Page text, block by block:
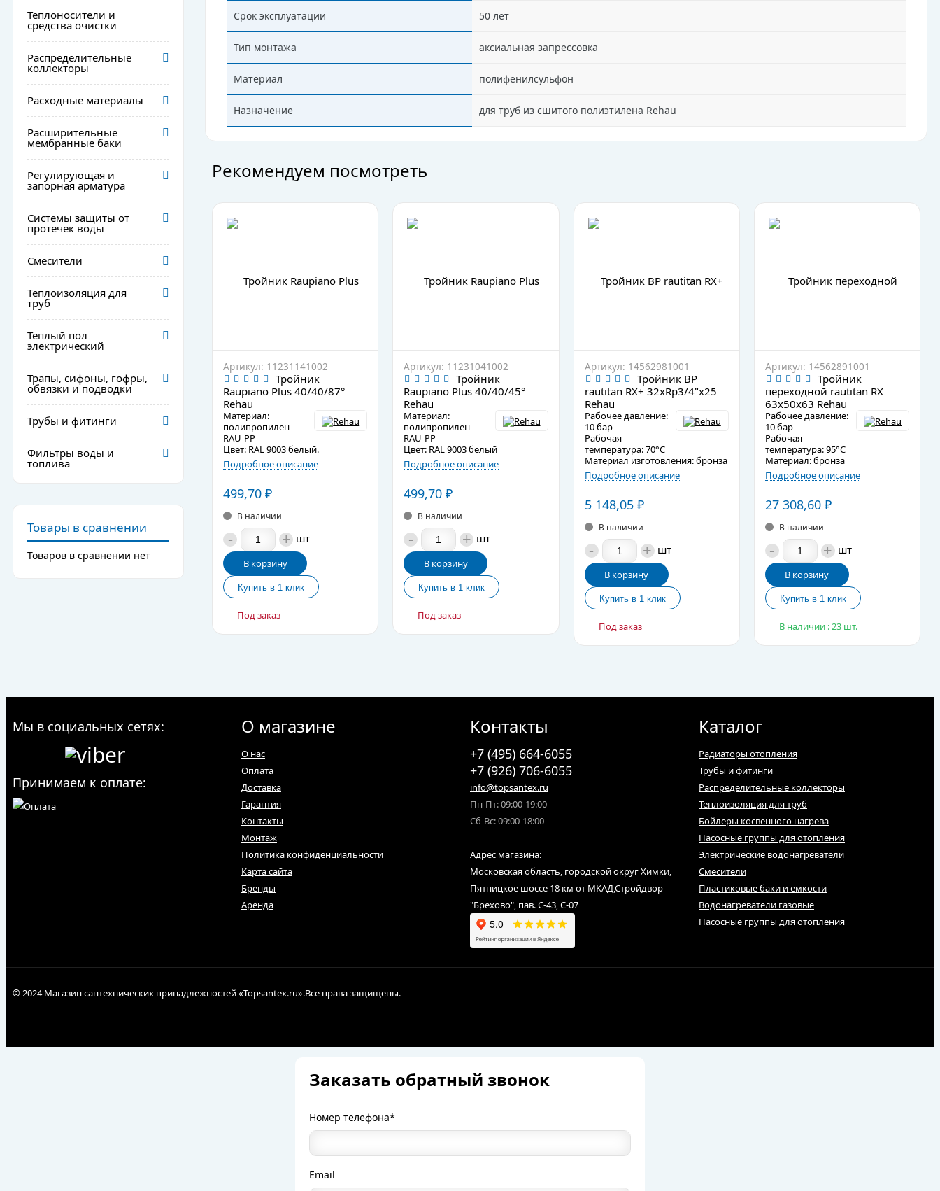
Теплоносители и
средства очистки
Распределительные
коллекторы
Расходные материалы
Расширительные
мембранные баки
Регулирующая и
запорная арматура
Системы защиты от
протечек воды
Смесители
Теплоизоляция для
труб
Теплый пол
электрический
Трапы, сифоны, гофры,
обвязки и подводки
Трубы и фитинги
Фильтры воды и
топлива
Товары в сравнении
Товаров в сравнении нет
Срок эксплуатации 50 лет
Тип монтажа аксиальная запрессовка
Материал полифенилсульфон
Назначение для труб из сшитого полиэтилена Rehau
Рекомендуем посмотреть
Артикул: 11231141002
Тройник
Raupiano Plus 40/40/87°
Rehau
Материал:
полипропилен
RAU-PP
Цвет: RAL 9003 белый.
Подробное описание
499,70 ₽
В наличии
- + шт
В корзину
Под заказ
Артикул: 11231041002
Тройник
Raupiano Plus 40/40/45°
Rehau
Материал:
полипропилен
RAU-PP
Цвет: RAL 9003 белый
Подробное описание
499,70₽
В наличии
- + шт
В корзину
Под заказ
Артикул: 14562981001
Тройник ВР
rautitan RX+ 32хRp3/4"х25
Rehau
Рабочее давление:
10 бар
Рабочая
температура: 70°C
Материал изготовления: бронза
Подробное описание
5 148,05 ₽
В наличии
- + шт
В корзину
Под заказ
Артикул: 14562891001
Тройник
переходной rautitan RX
63х50х63 Rehau
Рабочее давление:
10 бар
Рабочая
температура: 95°C
Материал: бронза
Подробное описание
27 308,60 ₽
В наличии
- + шт
В корзину
В наличии : 23 шт.
Мы в социальных сетях:
Принимаем к оплате:
О магазине
О нас
Оплата
Доставка
Гарантия
Контакты
Монтаж
Политика конфиденциальности
Карта сайта
Бренды
Аренда
Контакты
+7 (495) 664-6055
+7 (926) 706-6055
info@topsantex.ru
Пн-Пт: 09:00-19:00
Сб-Вс: 09:00-18:00
Адрес магазина:
Московская область, городской округ Химки,
Пятницкое шоссе 18 км от МКАД,Стройдвор
"Брехово", пав. С-43, С-07
Каталог
Радиаторы отопления
Трубы и фитинги
Распределительные коллекторы
Теплоизоляция для труб
Бойлеры косвенного нагрева
Насосные группы для отопления
Электрические водонагреватели
Смесители
Пластиковые баки и емкости
Водонагреватели газовые
Насосные группы для отопления
© 2024 Магазин сантехнических принадлежностей «Topsantex.ru».Все права защищены.
Заказать обратный звонок
Номер телефона*
Email